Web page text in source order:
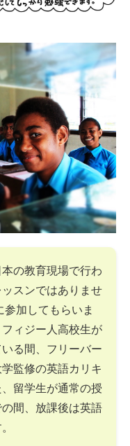
の教育現場で行わ
スンではありませ
加してもらいま
ィジー人高校生が
る間、フリーバー
監修の英語カリキ
留学生が通常の授
間、放課後は英語